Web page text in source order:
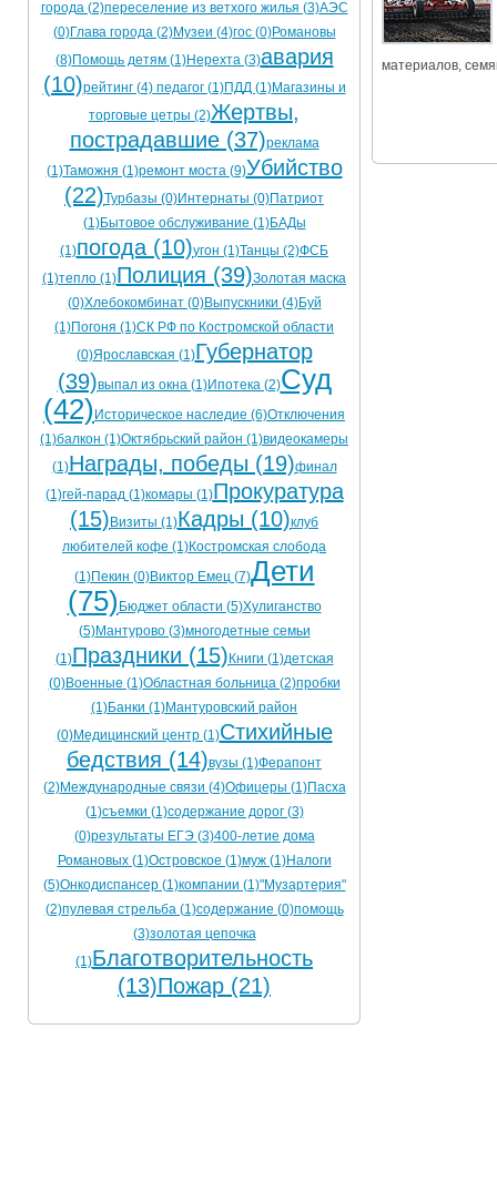
Ограничения движения транспорта на майские
Электронные транспортные картыматериалов,
города (2)переселение из ветхого жилья (3)АЭС
(0)Глава города (2)Музеи (4)гос (0)Романовы
(8)Помощь детям (1)Нерехта (3)авария
(10)рейтинг (4)педагог (1)ПДД (1)Магазины и
торговые цетры (2)Жертвы,
пострадавшие (37)реклама
(1)Таможня (1)ремонт моста (9)Убийство
(22)Турбазы (0)Интернаты (0)Патриот
(1)Бытовое обслуживание (1)БАДы
(1)погода (10)угон (1)Танцы (2)ФСБ
(1)тепло (1)Полиция (39)Золотая маска
(0)Хлебокомбинат (0)Выпускники (4)Буй
(1)Погоня (1)СК РФ по Костромской области
(0)Ярославская (1)Губернатор
(39)выпал из окна (1)Ипотека (2)Суд
(42) Историческое наследие (6)Отключения
(1)балкон (1)Октябрьский район (1)видеокамеры
(1)Награды, победы (19)финал
(1)гей-парад (1)комары (1)Прокуратура
(15) Визиты (1)Кадры (10)клуб
любителей кофе (1)Костромская слобода
(1)Пекин (0)Виктор Емец (7)Дети
(75) Бюджет области (5)Хулиганство
(5)Мантурово (3)многодетные семьи
(1)Праздники (15) Книги (1)детская
(0)Военные (1)Областная больница (2)пробки
(1)Банки (1)Мантуровский район
(0)Медицинский центр (1)Стихийные
бедствия (14)вузы (1)Ферапонт
(2)Международные связи (4)Офицеры (1)Пасха
(1)съемки (1)содержание дорог (3)
(0)результаты ЕГЭ (3)400-летие дома
Романовых (1)Островское (1)муж (1)Налоги
(5)Онкодиспансер (1)компании (1)"Музартерия"
(2)пулевая стрельба (1)содержание (0)помощь
(3)золотая цепочка
(1)Благотворительность
(13)Пожар (21)